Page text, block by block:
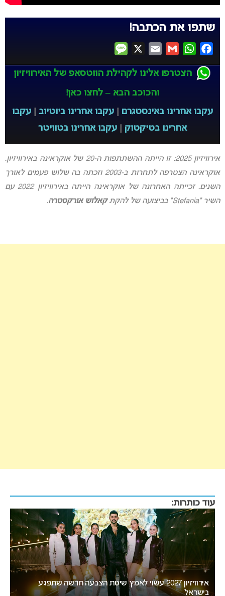
שתפו את הכתבה!
Facebook
WhatsApp
Gmail
Email
הצטרפו אלינו לקהילת הווטסאפ של האירוויזיון
והכוכב הבא – לחצו כאן!
עקבו אחרינו באינסטגרם
עקבו אחרינו ביוטיוב
עקבו
אחרינו בטיקטוק
עקבו אחרינו בטוויטר
אירוויזיון 2025: זו הייתה ההשתתפות ה-20 של אוקראינה באירוויזיון.
אוקראינה הצטרפה לתחרות ב-2003 וזכתה בה שלוש פעמים לאורך
השנים. זכייתה האחרונה של אוקראינה הייתה באירוויזיון 2022 עם
השיר “Stefania” בביצועה של להקת
קאלוש אורקסטרה.
עוד כותרות:
שתפגע
“אני צריכה לשתף אתכם במשהו חשוב”: הכרזתה של
האירוויזיון מסעירה את הרשת